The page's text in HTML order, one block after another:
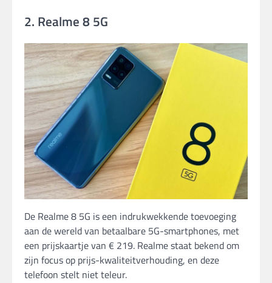
2. Realme 8 5G
De Realme 8 5G is een indrukwekkende toevoeging
aan de wereld van betaalbare 5G-smartphones, met
een prijskaartje van € 219. Realme staat bekend om
zijn focus op prijs-kwaliteitverhouding, en deze
telefoon stelt niet teleur.